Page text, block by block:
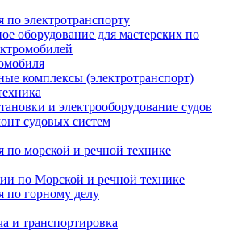
электротранспорту
оборудование для мастерских по
комплексы (электротранспорт)
и электрооборудование судов
судовых систем
по морской и речной технике
по Морской и речной технике
по горному делу
и транспортировка